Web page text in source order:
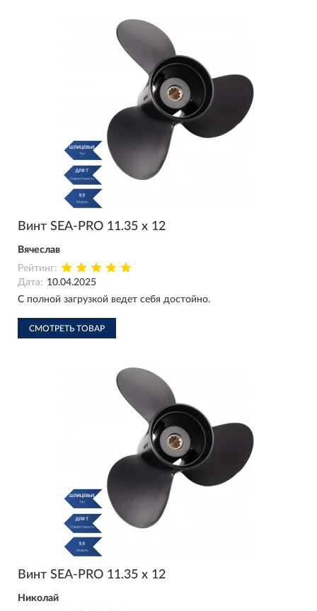
Винт SEA-PRO 11.35 х 12
Вячеслав
Рейтинг:
Дата: 10.04.2025
С полной загрузкой ведет себя достойно.
СМОТРЕТЬ ТОВАР
Винт SEA-PRO 11.35 х 12
Николай